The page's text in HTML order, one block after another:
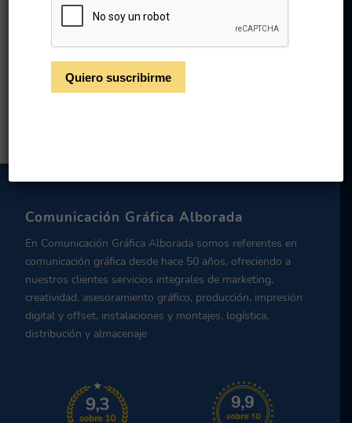
25 de septiembre de 2019
Leer más
Comunicación Gráfica Alborada
En Comunicación Gráfica Alborada somos referentes en
comunicación gráfica desde hace 50 años, ofreciendo a
nuestros clientes servicios integrales de marketing,
creatividad, asesoramiento gráfico, producción, impresión
digital y offset, instalaciones y montajes, logística,
distribución y almacenaje